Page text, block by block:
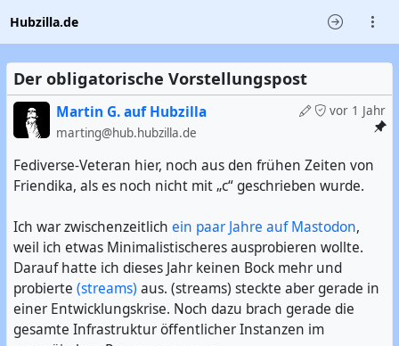
Hubzilla.de
Der obligatorische Vorstellungspost
vor 1 Jahr
Martin G. auf Hubzilla
marting@hub.hubzilla.de
Fediverse-Veteran hier, noch aus den frühen Zeiten von
Friendika, als es noch nicht mit „c“ geschrieben wurde.
Ich war zwischenzeitlich ein paar Jahre auf Mastodon,
weil ich etwas Minimalistischeres ausprobieren wollte.
Darauf hatte ich dieses Jahr keinen Bock mehr und
probierte (streams) aus. (streams) steckte aber gerade in
einer Entwicklungskrise. Noch dazu brach gerade die
gesamte Infrastruktur öffentlicher Instanzen im